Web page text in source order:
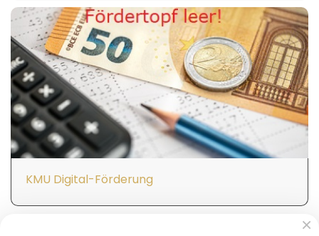
KMU Digital-Förderung
×